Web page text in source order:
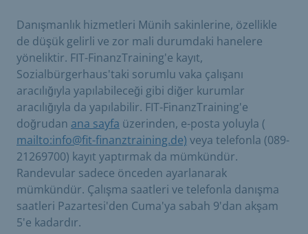
Danışmanlık hizmetleri Münih sakinlerine, özellikle
de düşük gelirli ve zor mali durumdaki hanelere
yöneliktir. FIT-FinanzTraining'e kayıt,
Sozialbürgerhaus'taki sorumlu vaka çalışanı
aracılığıyla yapılabileceği gibi diğer kurumlar
aracılığıyla da yapılabilir. FIT-FinanzTraining'e
doğrudan ana sayfa üzerinden, e-posta yoluyla (
mailto:info@fit-finanztraining.de) veya telefonla (089-
21269700) kayıt yaptırmak da mümkündür.
Randevular sadece önceden ayarlanarak
mümkündür. Çalışma saatleri ve telefonla danışma
saatleri Pazartesi'den Cuma'ya sabah 9'dan akşam
5'e kadardır.